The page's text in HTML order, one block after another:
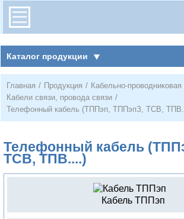
Каталог продукции
Главная / Продукция / Кабельно-проводниковая
Кабели связи, провода связи /
Телефонный кабель (ТППэп, ТППэпЗ, ТСВ,
Телефонный кабель
ТСВ, ТПВ....)
Кабель ТППэп